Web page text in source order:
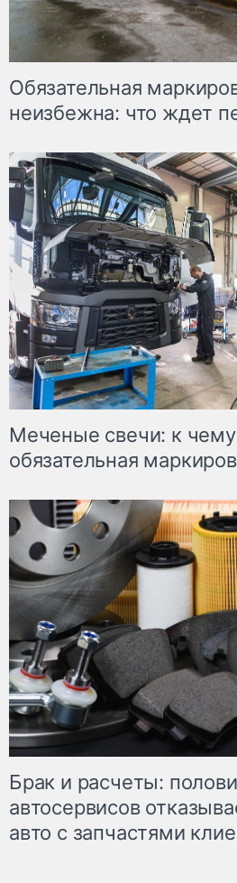
Обязательная
неизбежна: что ждет
Меченые свечи: к
обязательная
Брак и расчеты:
автосервисов
авто с запчастями